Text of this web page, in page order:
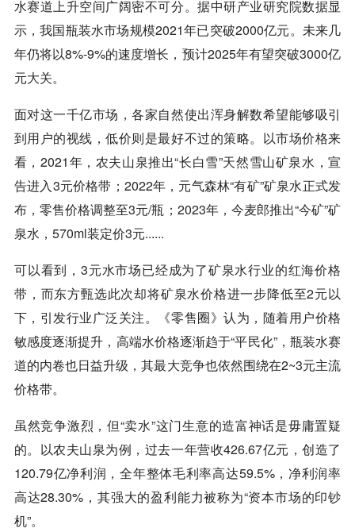
水赛道上升空间广阔密不可分。据中研产业研究院数据显
示，我国瓶装水市场规模2021年已突破2000亿元。未来几
年仍将以8%-9%的速度增长，预计2025年有望突破3000亿
元大关。
面对这一千亿市场，各家自然使出浑身解数希望能够吸引
到用户的视线，低价则是最好不过的策略。以市场价格来
看，2021年，农夫山泉推出“长白雪”天然雪山矿泉水，宣
告进入3元价格带；2022年，元气森林“有矿”矿泉水正式发
布，零售价格调整至3元/瓶；2023年，今麦郎推出“今矿”矿
泉水，570ml装定价3元......
可以看到，3元水市场已经成为了矿泉水行业的红海价格
带，而东方甄选此次却将矿泉水价格进一步降低至2元以
下，引发行业广泛关注。《零售圈》认为，随着用户价格
敏感度逐渐提升，高端水价格逐渐趋于“平民化”，瓶装水赛
道的内卷也日益升级，其最大竞争也依然围绕在2~3元主流
价格带。
虽然竞争激烈，但“卖水”这门生意的造富神话是毋庸置疑
的。以农夫山泉为例，过去一年营收426.67亿元，创造了
120.79亿净利润，全年整体毛利率高达59.5%，净利润率
高达28.30%，其强大的盈利能力被称为“资本市场的印钞
机”。